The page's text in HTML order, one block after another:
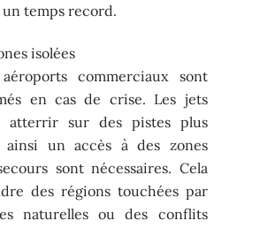
un temps record.
isolées
commerciaux sont
en cas de crise. Les jets
atterrir sur des pistes plus
ainsi un accès à des zones
sont nécessaires. Cela
des régions touchées par
naturelles ou des conflits